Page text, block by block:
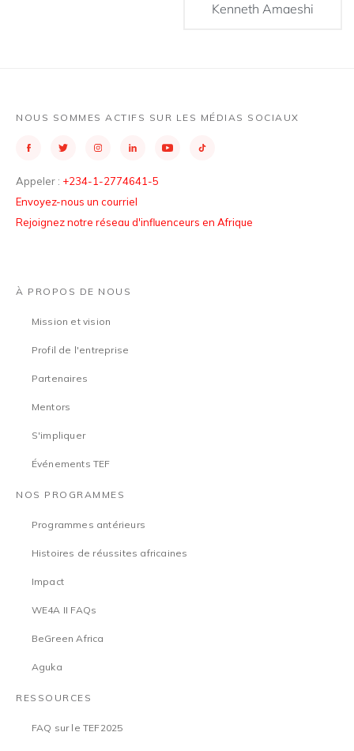
Kenneth Amaeshi
NOUS SOMMES ACTIFS SUR LES MÉDIAS SOCIAUX
Appeler : +234-1-2774641-5
Envoyez-nous un courriel
Rejoignez notre réseau d'influenceurs en Afrique
À PROPOS DE NOUS
Mission et vision
Profil de l'entreprise
Partenaires
Mentors
S'impliquer
Événements TEF
NOS PROGRAMMES
Programmes antérieurs
Histoires de réussites africaines
Impact
WE4A II FAQs
BeGreen Africa
Aguka
RESSOURCES
FAQ sur le TEF2025